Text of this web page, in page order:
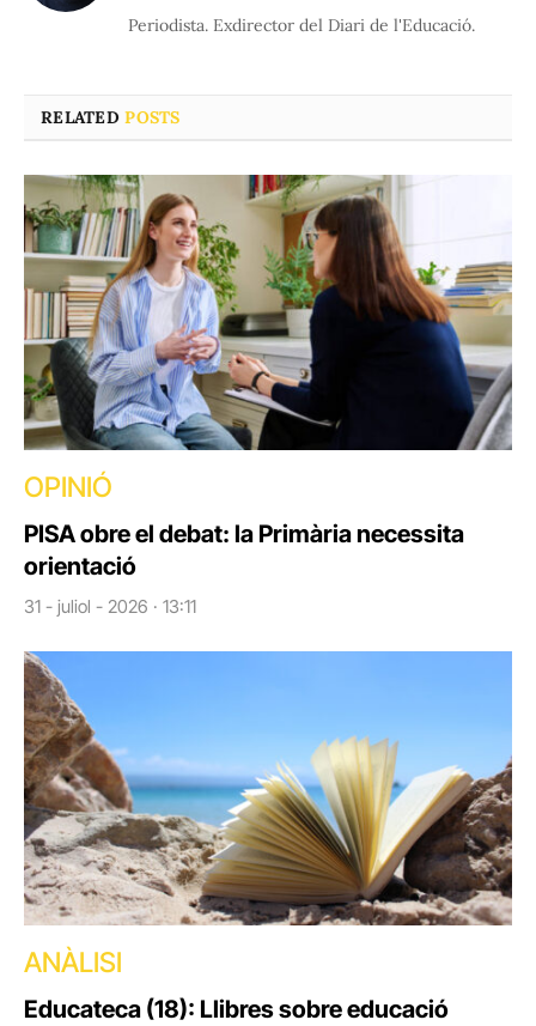
Periodista. Exdirector del Diari de l'Educació.
RELATEDPOSTS
OPINIÓ
PISA obre el debat: la Primària necessita
orientació
31 - juliol - 2026 · 13:11
ANÀLISI
Educateca (18): Llibres sobre educació